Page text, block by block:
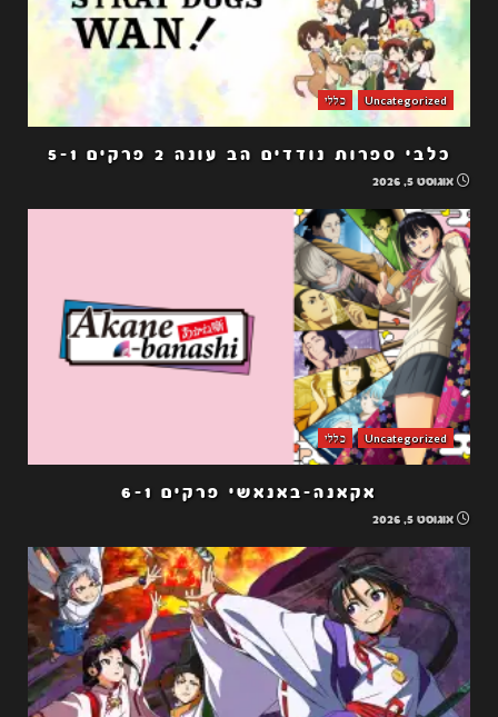
Uncategorized כללי
כלבי ספרות נודדים הב עונה 2 פרקים 5-1
אוגוסט 5, 2026
Uncategorized כללי
אקאנה-באנאשי פרקים 6-1
אוגוסט 5, 2026